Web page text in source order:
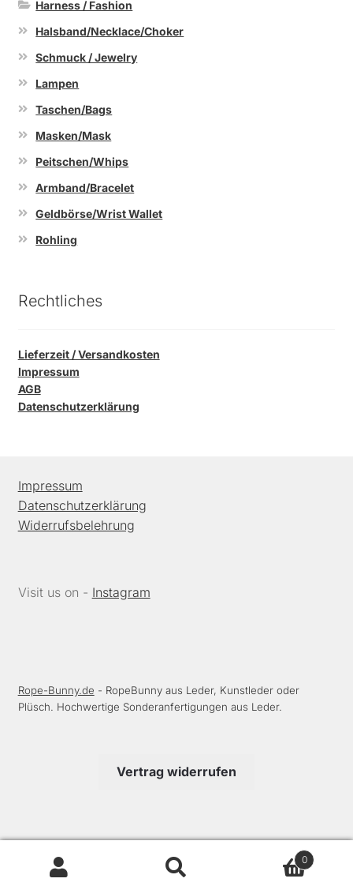
Harness / Fashion
Halsband/Necklace/Choker
Schmuck / Jewelry
Lampen
Taschen/Bags
Masken/Mask
Peitschen/Whips
Armband/Bracelet
Geldbörse/Wrist Wallet
Rohling
Rechtliches
Lieferzeit / Versandkosten
Impressum
AGB
Datenschutzerklärung
Impressum
Datenschutzerklärung
Widerrufsbelehrung
Visit us on - Instagram
Rope-Bunny.de - RopeBunny aus Leder, Kunstleder oder
Plüsch. Hochwertige Sonderanfertigungen aus Leder.
Vertrag widerrufen
Suchen
0
Alle Preise inkl. der gesetzlichen MwSt.